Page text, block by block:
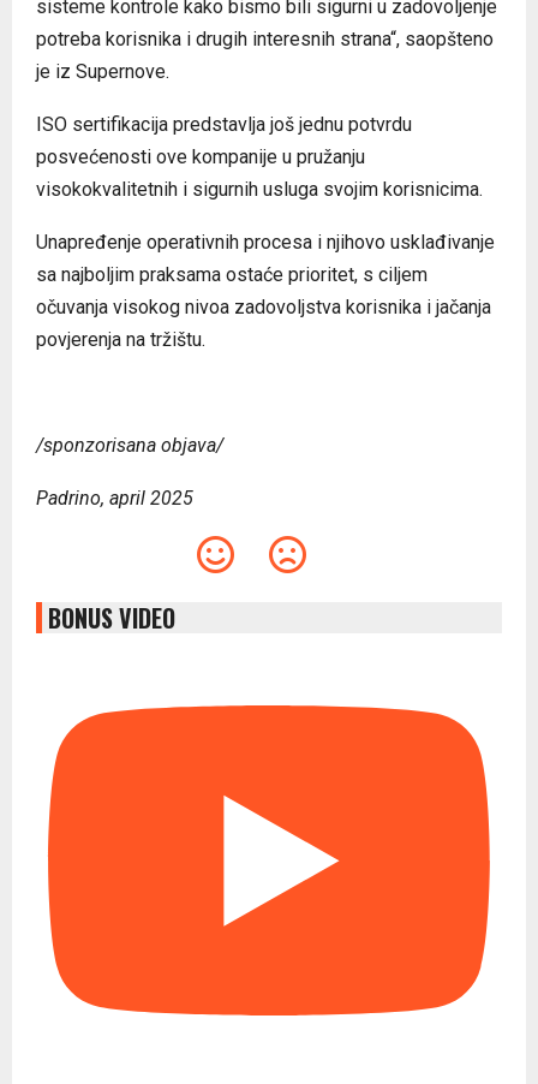
sisteme kontrole kako bismo bili sigurni u zadovoljenje
potreba korisnika i drugih interesnih strana“, saopšteno
je iz Supernove.
ISO sertifikacija predstavlja još jednu potvrdu
posvećenosti ove kompanije u pružanju
visokokvalitetnih i sigurnih usluga svojim korisnicima.
Unapređenje operativnih procesa i njihovo usklađivanje
sa najboljim praksama ostaće prioritet, s ciljem
očuvanja visokog nivoa zadovoljstva korisnika i jačanja
povjerenja na tržištu.
/sponzorisana objava/
Padrino, april 2025
BONUS VIDEO